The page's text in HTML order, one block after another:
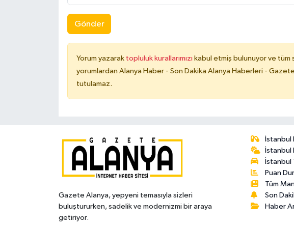
Gönder
Yorum yazarak topluluk kurallarımızı kabul etmiş bulunuyor ve tüm
yorumlardan Alanya Haber - Son Dakika Alanya Haberleri -
tutulamaz.
Gazete Alanya, yepyeni temasıyla sizleri
buluştururken, sadelik ve modernizmi bir araya
getiriyor.
İstanbul
İstanbul
İstanbul
Puan
Tüm
Son
Haber